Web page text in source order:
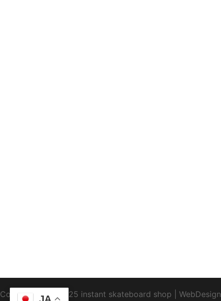
Copyright1995-2025 instant skateboard shop WebDesign